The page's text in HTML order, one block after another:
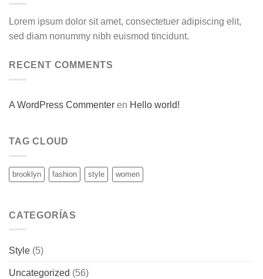
Lorem ipsum dolor sit amet, consectetuer adipiscing elit,
sed diam nonummy nibh euismod tincidunt.
RECENT COMMENTS
A WordPress Commenter en Hello world!
TAG CLOUD
brooklyn fashion style women
CATEGORÍAS
Style (5)
Uncategorized (56)